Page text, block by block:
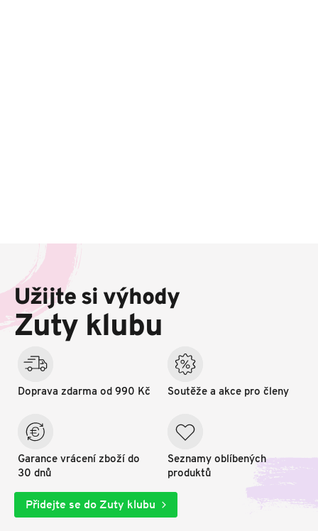
a
í
Užijte si výhody
Zuty klubu
Doprava zdarma od 990 Kč
Garance vrácení zboží do
30 dnů
Soutěže a akce pro členy
Seznamy oblíbených
produktů
Přidejte se do Zuty klubu